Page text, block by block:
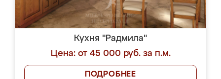
Кухня "Радмила"
Цена: от 45 000 руб. за п.м.
ПОДРОБНЕЕ